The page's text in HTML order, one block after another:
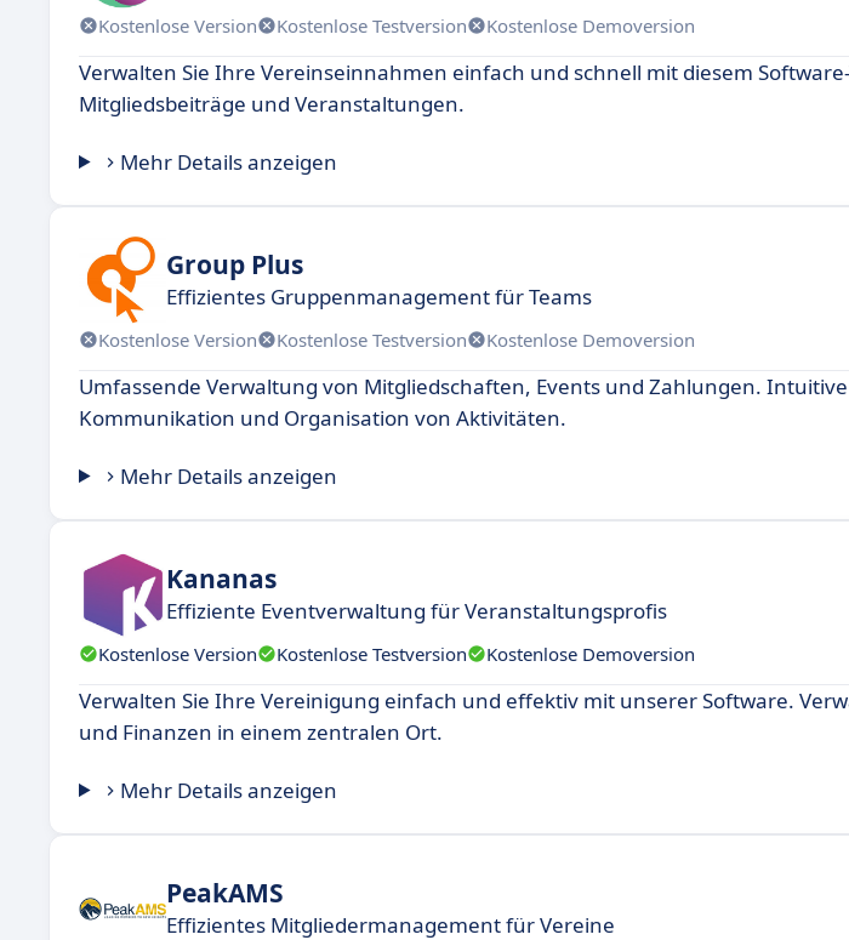
Kostenlose Version Kostenlose Testversion Kostenlose Demoversion
Verwalten Sie Ihre Vereinseinnahmen einfach und schnell mit diesem
Mitgliedsbeiträge und Veranstaltungen.
Mehr Details anzeigen
Group Plus
Effizientes Gruppenmanagement für Teams
Kostenlose Version Kostenlose Testversion Kostenlose Demoversion
Umfassende Verwaltung von Mitgliedschaften, Events und Zahlungen.
Kommunikation und Organisation von Aktivitäten.
Mehr Details anzeigen
Kananas
Effiziente Eventverwaltung für Veranstaltungsprofis
Kostenlose Version Kostenlose Testversion Kostenlose Demoversion
Verwalten Sie Ihre Vereinigung einfach und effektiv mit unserer Software.
und Finanzen in einem zentralen Ort.
Mehr Details anzeigen
PeakAMS
Effizientes Mitgliedermanagement für Vereine